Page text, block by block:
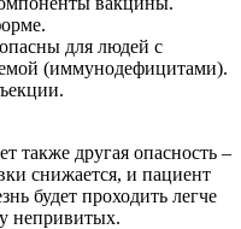
для людей с
(иммунодефицитами).
также другая опасность –
снижается, и пациент
будет проходить легче
непривитых.